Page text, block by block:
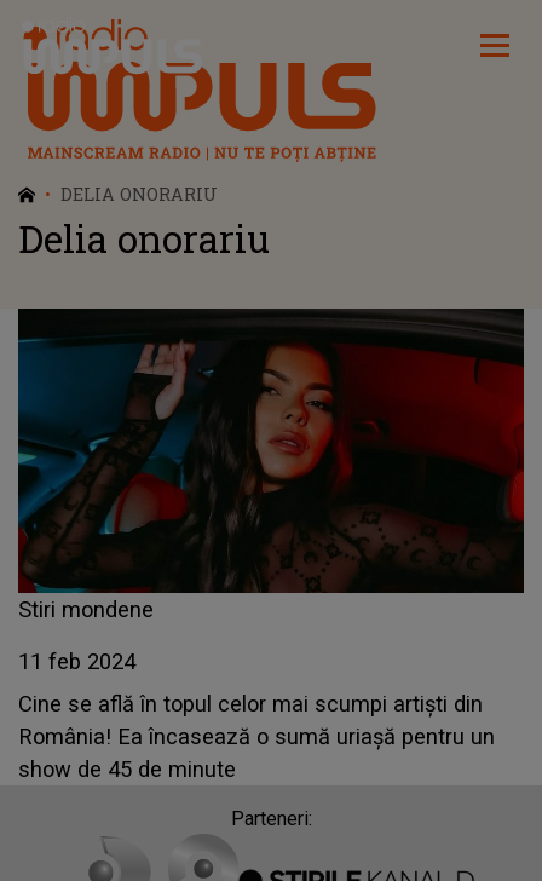
Radio Impuls
DELIA ONORARIU
Delia onorariu
Stiri mondene
11 feb 2024
Cine se află în topul celor mai scumpi artiști din
România! Ea încasează o sumă uriașă pentru un
show de 45 de minute
Parteneri: